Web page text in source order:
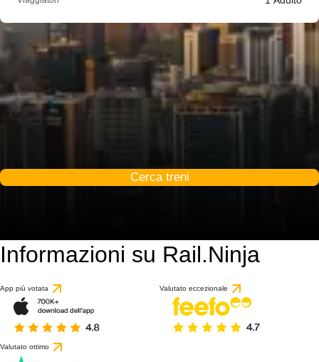
Cerca treni
Informazioni su Rail.Ninja
App più votata Valutato eccezionale
Valutato ottimo
9.2 / 10
basato su 57